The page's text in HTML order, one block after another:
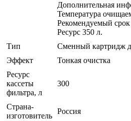
Дополнительная
Температура
Рекомендуемый
Ресурс 350 л.
Тип
Сменный картридж
Эффект
Тонкая очистка
Ресурс
кассеты
фильтра, л
300
Страна-
изготовитель
Россия